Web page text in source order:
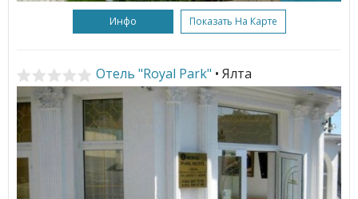
Инфо Показать На Карте
Отель "Royal Park" • Ялта